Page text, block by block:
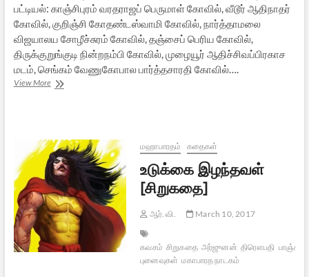
பட்டியல்: காஞ்சிபுரம் வரதராஜப் பெருமாள் கோவில், வீடூர் ஆதிநாதர்
கோவில், குறிஞ்சி கோதண்டஸ்வாமி கோவில், நார்த்தாமலை
விஜயாலய சோழீச்சுரம் கோவில், தஞ்சைப் பெரிய கோவில்,
திருக்குறுங்குடி நின்றநம்பி கோவில், முழையூர் ஆதிச்சிவப்பிரகாச
மடம், செங்கம் வேணுகோபால பார்த்தசாரதி கோவில்….
View Moreபாரம்பரிய
ஒரு
பட்டியல்
மஹாபாரதம் கதைகள்
உடுக்கை இழந்தவள்
[சிறுகதை]
ஆர். வி. March 10, 2017
கவசம் சிறுகதை அர்ஜுனன் திரௌபதி பாஞ்சாலி
புனைவுகள் மகாபாரத நாடகம்